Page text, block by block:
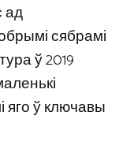
ад
сябрамі
ў 2019
яго ў ключавы